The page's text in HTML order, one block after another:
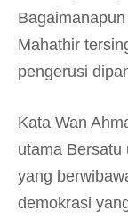
Mahathir
pengerusi
Kata Wan
utama Bersatu
yang
demokrasi